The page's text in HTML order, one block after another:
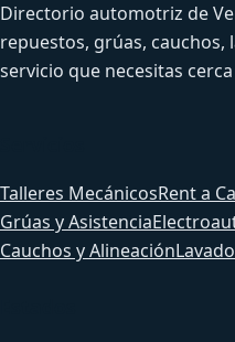
Directorio automotriz de
repuestos, grúas, cauchos,
servicio que necesitas
Talleres MecánicosRent a
Grúas y Asistencia
Cauchos y Alineación